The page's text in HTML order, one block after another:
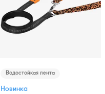
Водостойкая лента
Новинка